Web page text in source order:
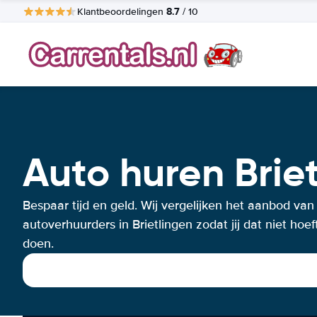
Klantbeoordelingen 8.7 / 10
Auto huren
Bespaar tijd en geld. Wij vergelijken het aanbod van
autoverhuurders in Brietlingen zodat jij dat niet
doen.